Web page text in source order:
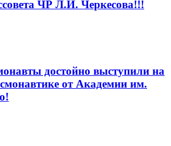
ЧР Л.И. Черкесова!!!
достойно выступили на
от Академии им.